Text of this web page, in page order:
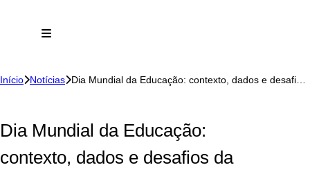
Início Notícias
Dia Mundial da Educação:
contexto, dados e desafios da